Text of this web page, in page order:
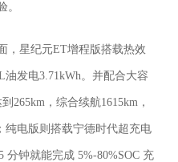
。
，星纪元ET增程版搭载热效
发电3.71kWh。并配合大容
265km，综合续航1615km，
纯电版则搭载宁德时代超充电
分钟就能完成 5%-80%SOC 充